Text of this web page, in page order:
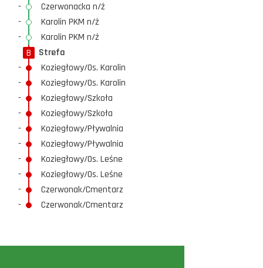
-
Czerwonacka n/ż
-
Karolin PKM n/ż
-
Karolin PKM n/ż
B
Strefa
-
Koziegłowy/Os. Karolin
-
Koziegłowy/Os. Karolin
-
Koziegłowy/Szkoła
-
Koziegłowy/Szkoła
-
Koziegłowy/Pływalnia
-
Koziegłowy/Pływalnia
-
Koziegłowy/Os. Leśne
-
Koziegłowy/Os. Leśne
-
Czerwonak/Cmentarz
-
Czerwonak/Cmentarz